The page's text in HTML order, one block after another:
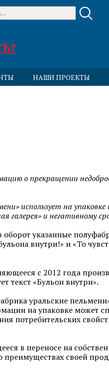
НАШИ ПРОЕКТЫ
о прекращении
использует на упаковке
и негативному
указанные
внутри!» и «То
с 2012 года
текст «Бульон внутри».
уральские
на упаковке может
потребительских
в переносе на
своей